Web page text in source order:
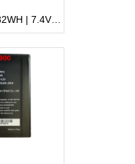
1800mAh/13.32WH | 7.4V | Li-ion ...